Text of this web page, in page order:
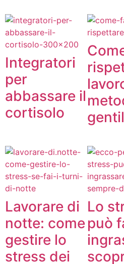
Integratori
per
abbassare il
cortisolo
Lavorare di
notte: come
gestire lo
stress dei
Lo
può